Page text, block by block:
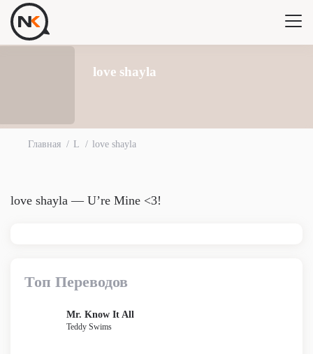
love shayla
Главная L love shayla
love shayla — U’re Mine <3!
Топ Переводов
Mr. Know It All
Teddy Swims